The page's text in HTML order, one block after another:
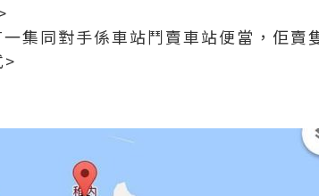
集同對手係車站鬥賣車站便當，佢賣